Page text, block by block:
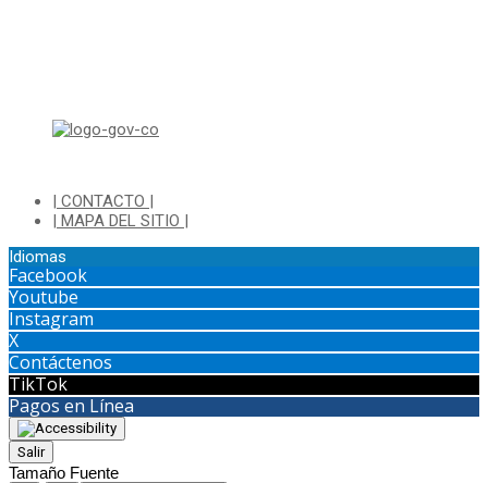
| CONTACTO |
| MAPA DEL SITIO |
Idiomas
Facebook
Youtube
Instagram
X
Contáctenos
TikTok
Pagos en Línea
Salir
Tamaño Fuente